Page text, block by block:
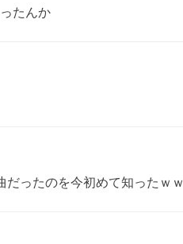
たんか
ったのを今初めて知ったｗ